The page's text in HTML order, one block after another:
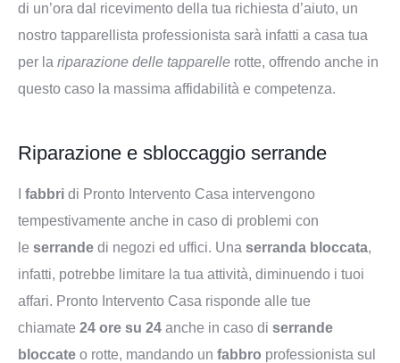
di un’ora dal ricevimento della tua richiesta d’aiuto, un
nostro tapparellista professionista sarà infatti a casa tua
per la riparazione delle tapparelle rotte, offrendo anche in
questo caso la massima affidabilità e competenza.
Riparazione e sbloccaggio serrande
fabbri di Pronto Intervento Casa intervengono
tempestivamente anche in caso di problemi con
le serrande di negozi ed uffici. Una serranda bloccata,
infatti, potrebbe limitare la tua attività, diminuendo i tuoi
affari. Pronto Intervento Casa risponde alle tue
chiamate 24 ore su 24 anche in caso di serrande
bloccate o rotte, mandando un fabbro professionista sul